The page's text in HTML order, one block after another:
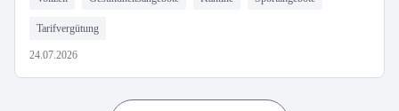
Tarifvergütung
24.07.2026